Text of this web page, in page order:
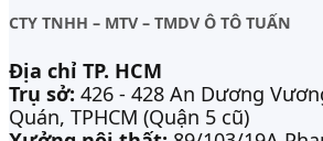
CTY TNHH – MTV – TMDV Ô TÔ TUẤN
Địa chỉ TP. HCM
Trụ sở: 426 - 428 An Dương
Quán, TPHCM (Quận 5 cũ)